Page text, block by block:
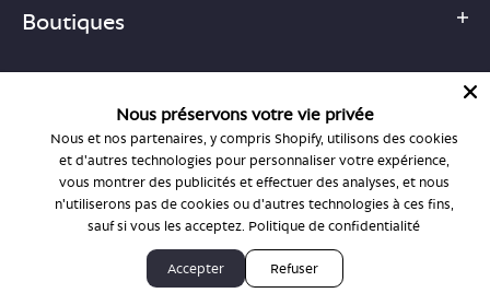
Boutiques
1-877-755-6659
support@bonlook.com
© BonLook 2026, exploité par BonLook Optique et BonLook BC.
Dr Frédéric Marchand, optométriste.
Nous préservons votre vie privée
Nous et nos partenaires, y compris Shopify, utilisons des cookies
et d'autres technologies pour personnaliser votre expérience,
vous montrer des publicités et effectuer des analyses, et nous
n'utiliserons pas de cookies ou d'autres technologies à ces fins,
sauf si vous les acceptez. Politique de confidentialité
Accepter Refuser